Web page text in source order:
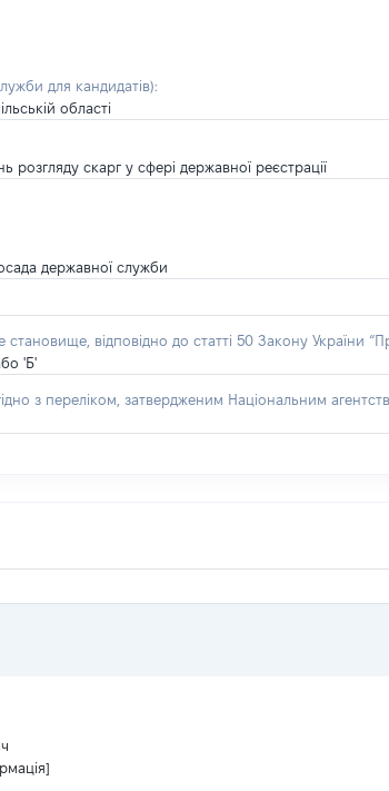
для кандидатів):
області
розгляду скарг у сфері державної реєстрації
державної служби
відповідно до статті 50 Закону України
'Б'
з переліком, затвердженим Національним